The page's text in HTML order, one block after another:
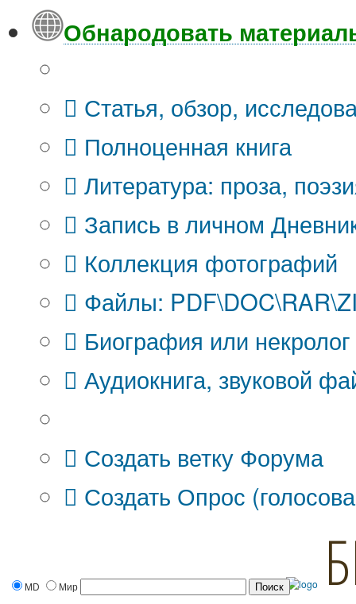
Обнародовать
Статья, обзор,
Полноценная книга
Литература: проза,
Запись в личном
Коллекция фотографий
Файлы:
Биография или некролог
Аудиокнига, звуковой
Создать ветку Форума
Создать Опрос
MD Мир